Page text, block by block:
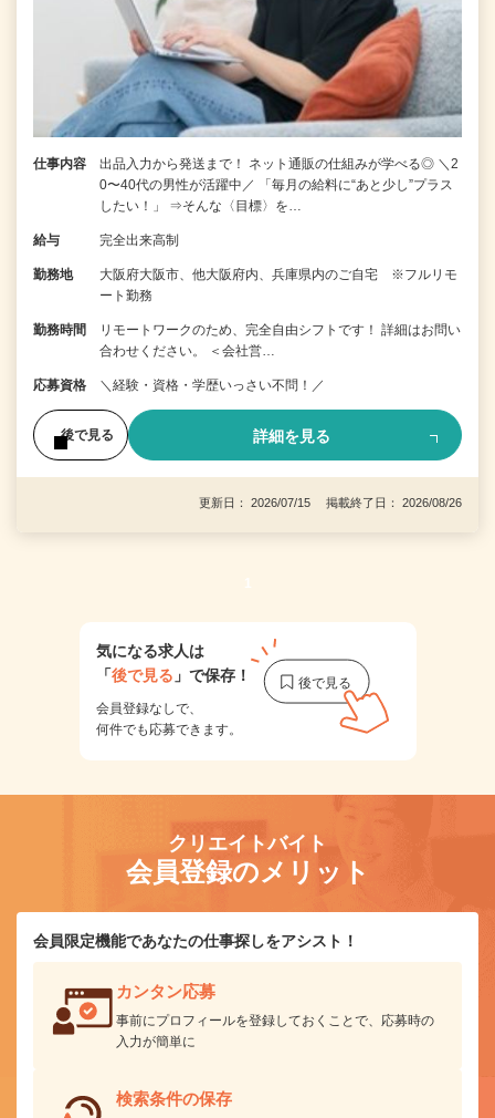
仕事内容
出品入力から発送まで！ ネット通販の仕組みが学べる◎ ＼2
0〜40代の男性が活躍中／ 「毎月の給料に“あと少し”プラス
したい！」 ⇒そんな〈目標〉を…
給与 完全出来高制
勤務地
大阪府大阪市、他大阪府内、兵庫県内のご自宅 ※フルリモ
ート勤務
勤務時間
リモートワークのため、完全自由シフトです！ 詳細はお問い
合わせください。 ＜会社営…
応募資格 ＼経験・資格・学歴いっさい不問！／
後で見る 詳細を見る
更新日： 2026/07/15 掲載終了日： 2026/08/26
1
気になる求人は
「後で見る 」で保存！
会員登録なしで、
何件でも応募できます。
クリエイトバイト
会員登録のメリット
会員限定機能であなたの仕事探しをアシスト！
カンタン応募
事前にプロフィールを登録しておくことで、応募時の
入力が簡単に
検索条件の保存